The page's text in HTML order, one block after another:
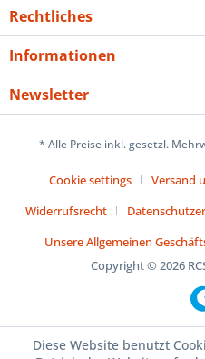
Rechtliches
Informationen
Newsletter
* Alle Preise inkl. gesetzl.
Cookie settings
Versand
Widerrufsrecht
Unsere Allgemeinen
Copyright © 2026
Diese Website benutzt